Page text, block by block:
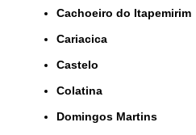
Cachoeiro do Itapemirim
Cariacica
Castelo
Colatina
Domingos Martins